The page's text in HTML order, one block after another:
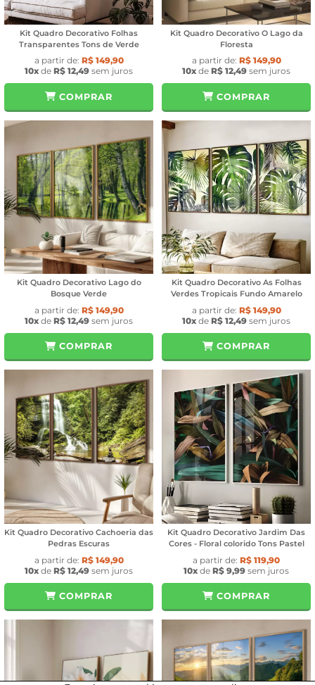
Kit Quadro Decorativo Folhas
Transparentes Tons de Verde
a partir de: R$ 149,90
10x de R$ 12,49 sem juros
COMPRAR
Kit Quadro Decorativo O Lago da
Floresta
a partir de: R$ 149,90
10x de R$ 12,49 sem juros
COMPRAR
Kit Quadro Decorativo Lago do
Bosque Verde
a partir de: R$ 149,90
10x de R$ 12,49 sem juros
COMPRAR
Kit Quadro Decorativo As Folhas
Verdes Tropicais Fundo Amarelo
a partir de: R$ 149,90
10x de R$ 12,49 sem juros
COMPRAR
Kit Quadro Decorativo Cachoeria das
Pedras Escuras
a partir de: R$ 149,90
10x de R$ 12,49 sem juros
COMPRAR
Kit Quadro Decorativo Jardim Das
Cores - Floral colorido Tons Pastel
a partir de: R$ 119,90
10x de R$ 9,99 sem juros
COMPRAR